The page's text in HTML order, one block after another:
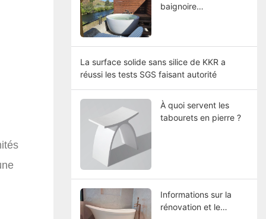
baignoire
La surface solide sans silice de KKR a
réussi les tests SGS faisant autorité
À quoi servent les
tabourets en pierre ?
Informations sur la
rénovation et le